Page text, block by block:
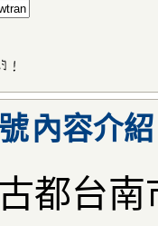
內容介紹
都台南